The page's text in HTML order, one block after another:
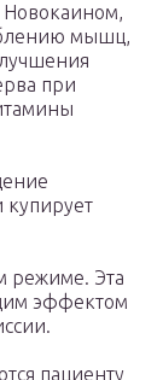
мышц,
при
купирует
режиме. Эта
эффектом
пациенту